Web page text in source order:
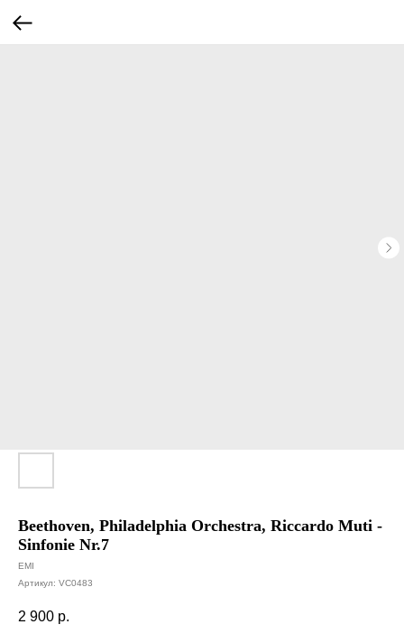
Beethoven, Philadelphia Orchestra, Riccardo Muti -
Sinfonie Nr.7
EMI
Артикул: VC0483
2 900 р.